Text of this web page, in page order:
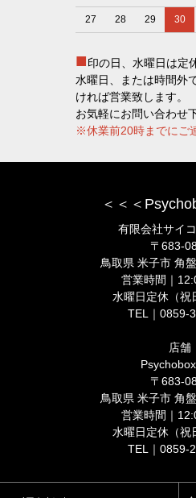
27 28 29 30
■印の日、水曜日は定
水曜日、または時間外
ければ営業致します。
お気軽にお問い合わせ
※休業前20時までにご
＜＜＜
有限会社サイ
〒683-
鳥取県 米子市 角
営業時間｜
水曜日定休（祝
TEL｜0859-
店舗
〒683-
鳥取県 米子市 角
営業時間｜
水曜日定休（祝
TEL｜0859-